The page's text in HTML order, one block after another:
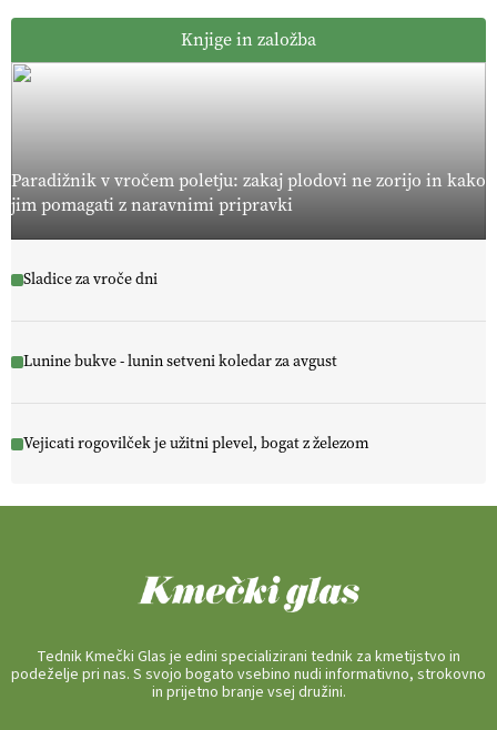
Knjige in založba
Paradižnik v vročem poletju: zakaj plodovi ne zorijo in kako
jim pomagati z naravnimi pripravki
Sladice za vroče dni
Lunine bukve - lunin setveni koledar za avgust
Vejicati rogovilček je užitni plevel, bogat z železom
Tednik Kmečki Glas je edini specializirani tednik za kmetijstvo in
podeželje pri nas. S svojo bogato vsebino nudi informativno, strokovno
in prijetno branje vsej družini.